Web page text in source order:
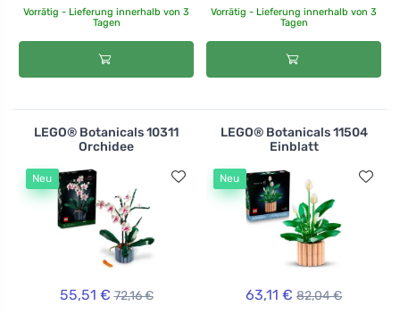
Vorrätig - Lieferung innerhalb von 3
Tagen
Vorrätig - Lieferung innerhalb von 3
Tagen
LEGO® Botanicals 10311
Orchidee
Neu
55,51 € 72,16 €
LEGO® Botanicals 11504
Einblatt
Neu
63,11 € 82,04 €